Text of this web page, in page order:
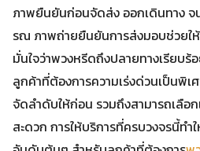
ภาพยืนยันก่อนจัดส่ง ออกเดินทาง จ
รณ ภาพถ่ายยืนยันการส่งมอบช่วยใ
มั่นใจว่าพวงหรีดถึงปลายทางเรียบร้
ลูกค้าที่ต้องการความเร่งด่วนเป็นพิเ
จัดลำดับให้ก่อน รวมถึงสามารถเลือ
สะดวก การให้บริการที่ครบวงจรนี้ท